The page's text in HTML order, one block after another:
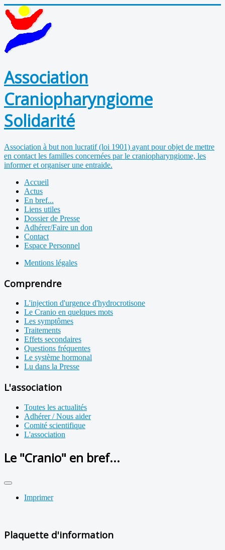
Association
Craniopharyngiome
Solidarité
Association à but non lucratif (loi 1901) ayant pour objet de mettre
en contact les familles concernées par le craniopharyngiome, les
informer et organiser une entraide.
Accueil
Actus
En bref...
Liens utiles
Dossier de Presse
Adhérer/Faire un don
Contact
Espace Personnel
Mentions légales
Comprendre
L'injection d'urgence d'hydrocrotisone
Le Cranio en quelques mots
Les symptômes
Traitements
Effets secondaires
Questions fréquentes
Le système hormonal
Lu dans la Presse
L'association
Toutes les actualités
Adhérer / Nous aider
Comité scientifique
L'association
Le "Cranio" en bref...
Imprimer
Plaquette d'information